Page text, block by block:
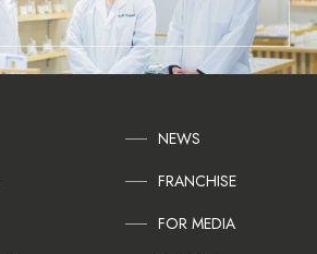
NEWS
FRANCHISE
FOR MEDIA